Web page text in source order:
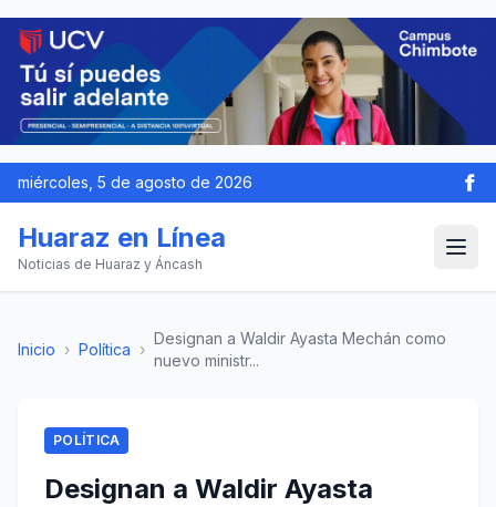
miércoles, 5 de agosto de 2026
Huaraz en Línea
Noticias de Huaraz y Áncash
Inicio › Política ›
Designan a Waldir Ayasta Mechán como
nuevo ministr...
POLÍTICA
Designan a Waldir Ayasta